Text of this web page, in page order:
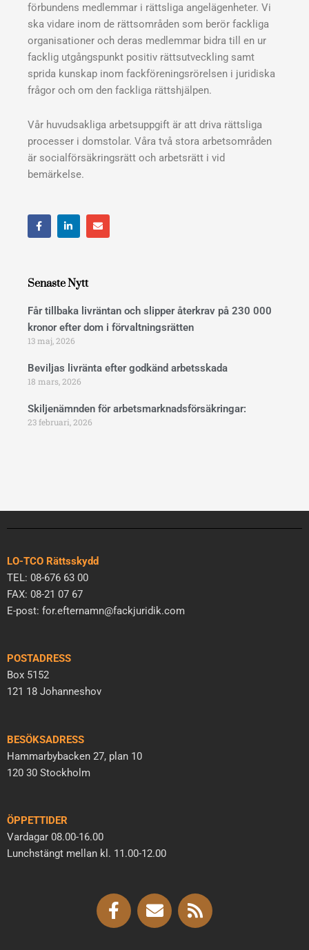
förbundens medlemmar i rättsliga angelägenheter. Vi
ska vidare inom de rättsområden som berör fackliga
organisationer och deras medlemmar bidra till en ur
facklig utgångspunkt positiv rättsutveckling samt
sprida kunskap inom fackföreningsrörelsen i juridiska
frågor och om den fackliga rättshjälpen.
Vår huvudsakliga arbetsuppgift är att driva rättsliga
processer i domstolar. Våra två stora arbetsområden
är socialförsäkringsrätt och arbetsrätt i vid
bemärkelse.
F
a
c
k
L
i
n
i
n
E
n
v
Senaste Nytt
Får tillbaka livräntan och slipper återkrav på 230 000
kronor efter dom i förvaltningsrätten
13 maj, 2026
Beviljas livränta efter godkänd arbetsskada
18 mars, 2026
Skiljenämnden för arbetsmarknadsförsäkringar:
23 februari, 2026
LO-TCO Rättsskydd
TEL: 08-676 63 00
FAX: 08-21 07 67
E-post: for.efternamn@fackjuridik.com
POSTADRESS
Box 5152
121 18 Johanneshov
BESÖKSADRESS
Hammarbybacken 27, plan 10
120 30 Stockholm
ÖPPETTIDER
Vardagar 08.00-16.00
Lunchstängt mellan kl. 11.00-12.00
F
a
E
n
R
s